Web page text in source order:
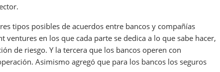
tipos posibles de acuerdos entre bancos y compañías
en los que cada parte se dedica a lo que sabe hacer,
de riesgo. Y la tercera que los bancos operen con
Asimismo agregó que para los bancos los seguros